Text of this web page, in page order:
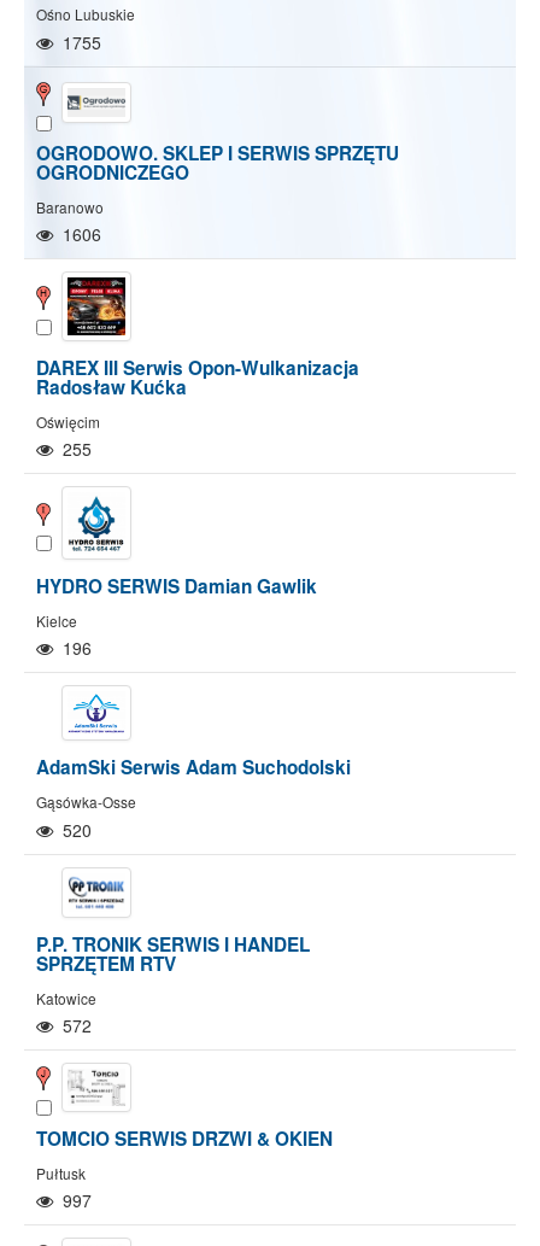
Ośno Lubuskie
1755
OGRODOWO. SKLEP I SERWIS SPRZĘTU
OGRODNICZEGO
Baranowo
1606
DAREX III Serwis Opon-Wulkanizacja
Radosław Kućka
Oświęcim
255
HYDRO SERWIS Damian Gawlik
Kielce
196
AdamSki Serwis Adam Suchodolski
Gąsówka-Osse
520
P.P. TRONIK SERWIS I HANDEL
SPRZĘTEM RTV
Katowice
572
TOMCIO SERWIS DRZWI & OKIEN
Pułtusk
997